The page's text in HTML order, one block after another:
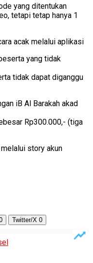
yang ditentukan
tetapi tetap hanya 1
acak melalui aplikasi
yang tidak
tidak dapat diganggu
iB Al Barakah akad
Rp300.000,- (tiga
story akun
Twitter/X 0